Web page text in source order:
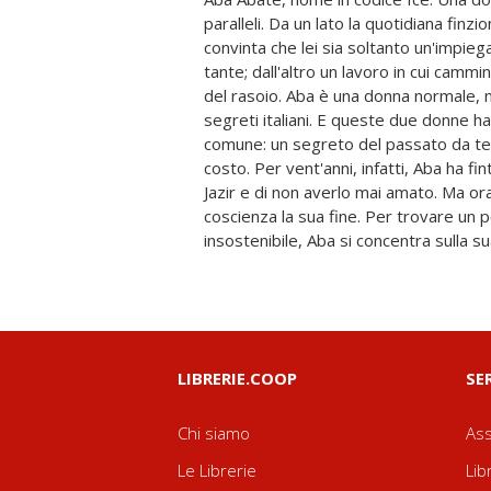
paralleli. Da un lato la quotidiana
convinta che lei sia soltanto
tante; dall'altro un lavoro in cui
del rasoio. Aba è una donna normale,
segreti italiani. E queste due donne
comune: un segreto del passato da
costo. Per vent'anni, infatti, Aba ha
Jazir e di non averlo mai amato. Ma
coscienza la sua fine. Per trovare un
insostenibile, Aba si concentra sulla
affrontare ora si cela dietro la figura
pochissimo: figlio del deserto, uomo
agisce nell'ombra e adesso è sul
di puro terrore. Il Generale ha un
che aveva allevato con durezza, il figlio
Mike Balistreri, e che era diventato
mercenario. Quell'uomo di cui lui
dell'amore per una spia italiana...
momento di agire e costringere tutti i
LIBRERIE.COOP
Chi siamo
Le Librerie